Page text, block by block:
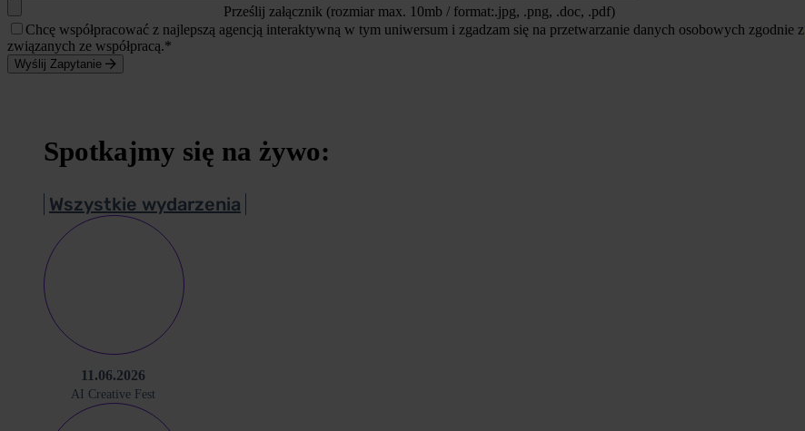
Prześlij załącznik (rozmiar max. 10mb / format:.jpg, .png, .doc, .pdf)
Chcę współpracować z najlepszą agencją interaktywną w tym uniwersum i zgadzam się na przetwarzanie danych osobowych zgodnie z
związanych ze współpracą.*
Wyślij Zapytanie
Spotkajmy się na żywo:
Wszystkie wydarzenia
11.06.2026
AI Creative Fest